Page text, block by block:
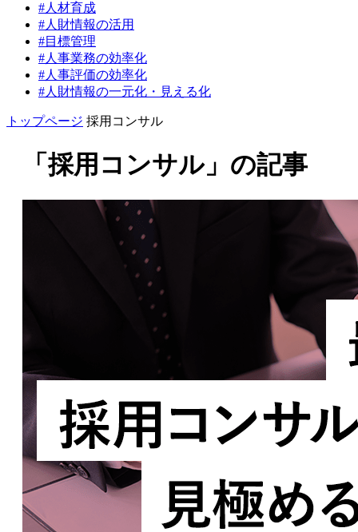
#人材育成
#人財情報の活用
#目標管理
#人事業務の効率化
#人事評価の効率化
#人財情報の一元化・見える化
トップページ 採用コンサル
「採用コンサル」の記事